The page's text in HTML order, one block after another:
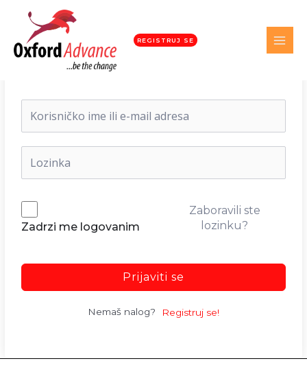
REGISTRUJ SE
Dobrodošli nazad!
Zadrzi me logovanim
Zaboravili ste
lozinku?
Prijaviti se
Nemaš nalog? Registruj se!